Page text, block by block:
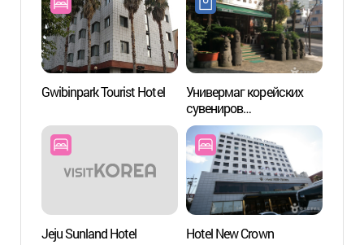
Gwibinpark Tourist Hotel
Универмаг корейских
сувениров
(한국기념품백화점)
Jeju Sunland Hotel Hotel New Crown